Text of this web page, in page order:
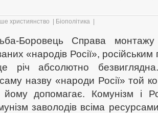
християнство Біополітика
Боровець Справа монтажу
«народів Росії»,
річ абсолютно
назву «народи Росії» той
допомагає. Комунізм і
заволодів всіма ресурсами